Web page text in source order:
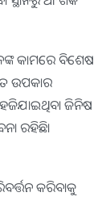
କାମରେ ବିଶେଷ
ଉପକାର
ଜିନିଷ
ରହିଛି।
କରିବାକୁ